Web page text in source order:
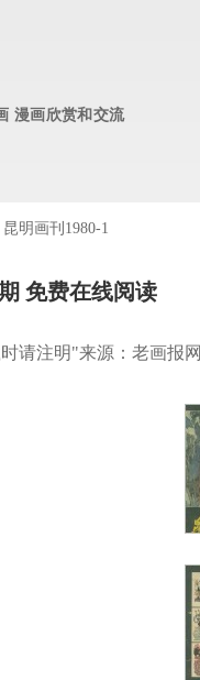
漫画欣赏和交流
昆明画刊1980-1
免费在线阅读
请注明"来源：老画报网